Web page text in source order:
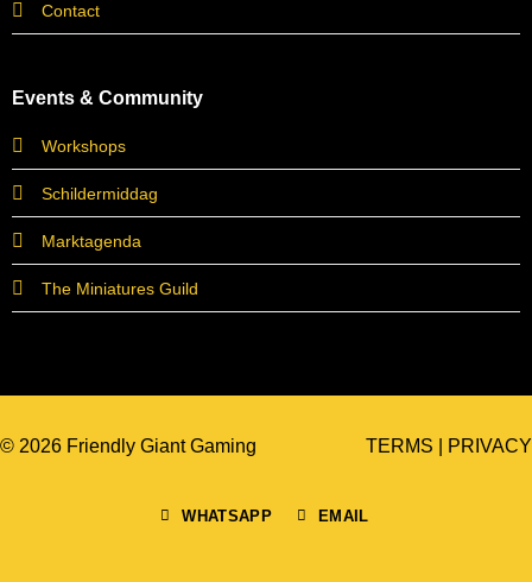
Contact
Events & Community
Workshops
Schildermiddag
Marktagenda
The Miniatures Guild
© 2026 Friendly Giant Gaming
WHATSAPP EMAIL
TERMS PRIVACY